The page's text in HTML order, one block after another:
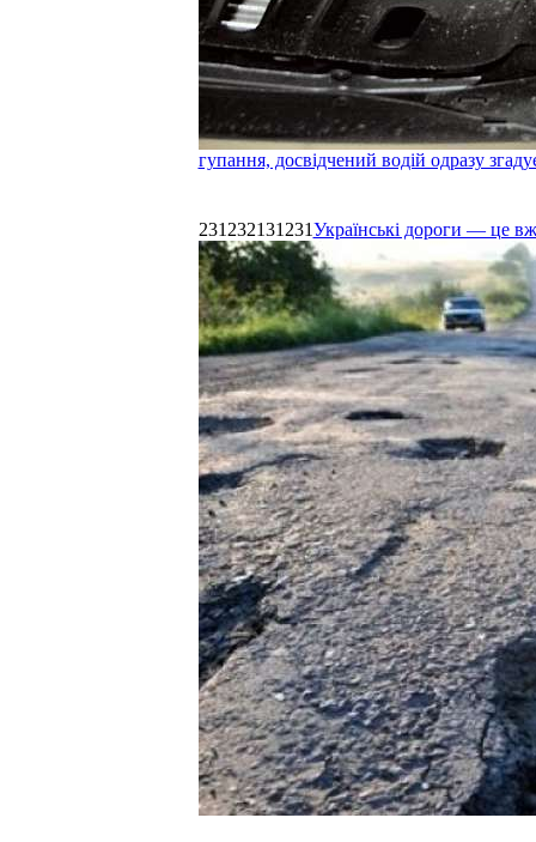
гупання, досвідчений водій одразу
231232131231Українські дороги — це